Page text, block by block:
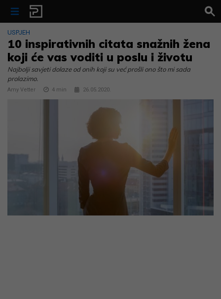
Skip to content
USPJEH
10 inspirativnih citata snažnih žena
koji će vas voditi u poslu i životu
Najbolji savjeti dolaze od onih koji su već prošli ono što mi sada
prolazimo.
Amy Vetter 4 min 26.05.2020.